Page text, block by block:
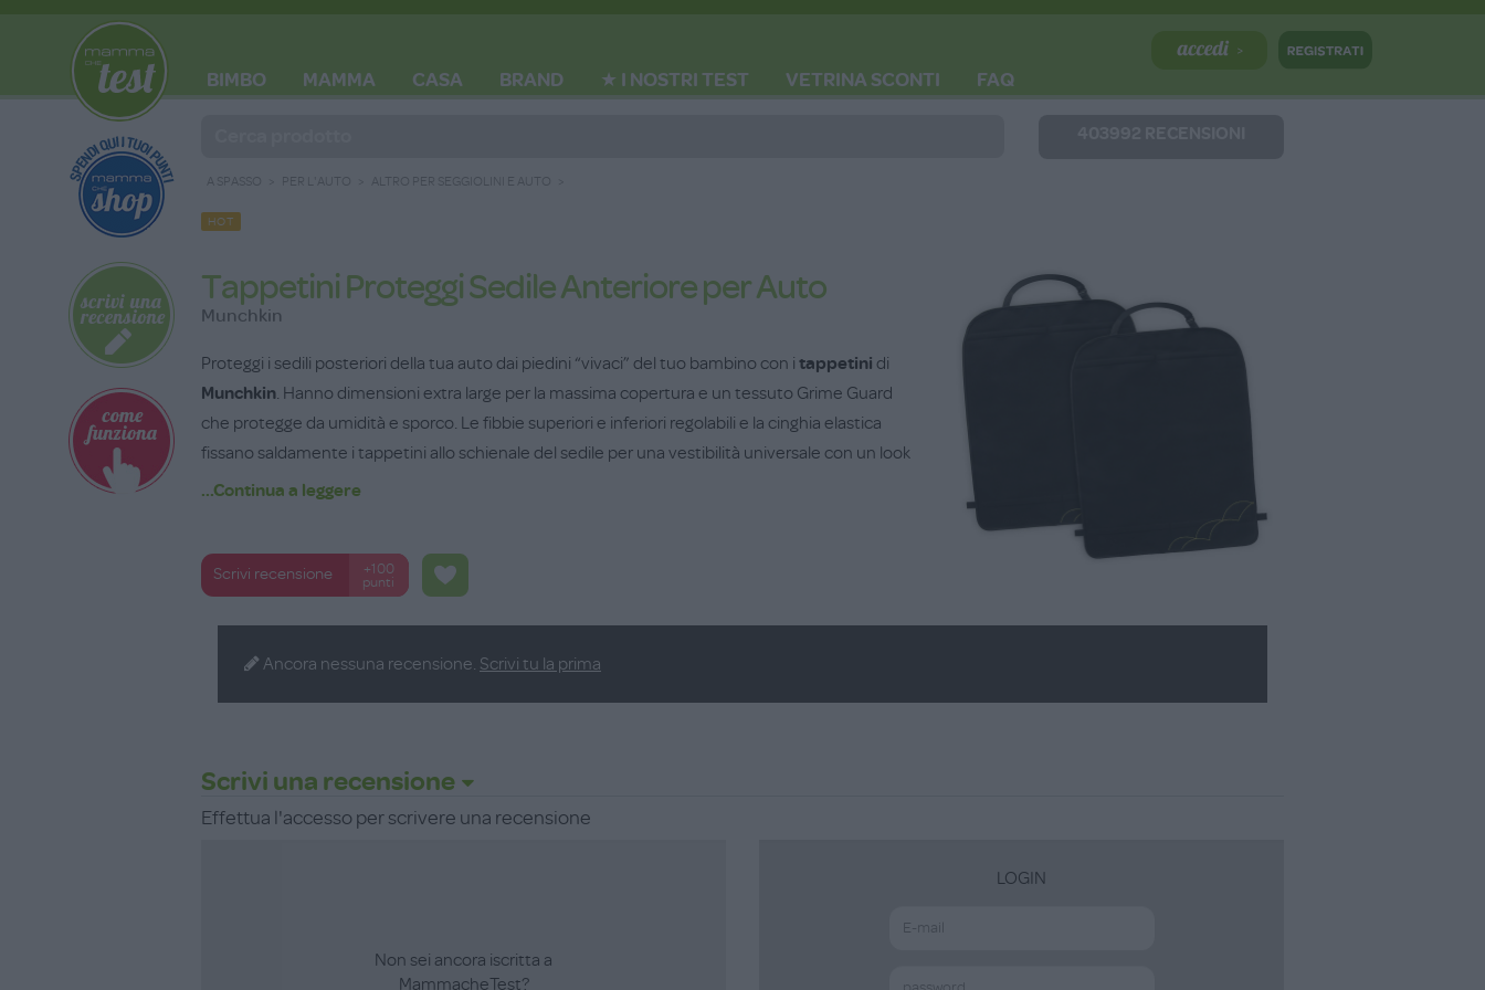
BIMBO MAMMA CASA BRAND ★ I NOSTRI TEST VETRINA SCONTI
FAQ
A SPASSO PER L'AUTO ALTRO PER SEGGIOLINI E AUTO
HOT
Tappetini Proteggi Sedile Anteriore per Auto
Munchkin
Proteggi i sedili posteriori della tua auto dai piedini “vivaci” del tuo bambino con i tappetini di
Munchkin. Hanno dimensioni extra large per la massima copertura e un tessuto Grime Guard
che protegge da umidità e sporco. Le fibbie superiori e inferiori regolabili e la cinghia elastica
fissano saldamente i tappetini allo schienale del sedile per una vestibilità universale con un look
su misura. Adatto alla maggior parte dei sedili e lavabile in lavatrice.
...Continua a leggere
Scrivi recensione
+100
punti
Ancora nessuna recensione. Scrivi tu la prima
Scrivi una recensione
Effettua l'accesso per scrivere una recensione
Non sei ancora iscritta a
MammacheTest?
LOGIN